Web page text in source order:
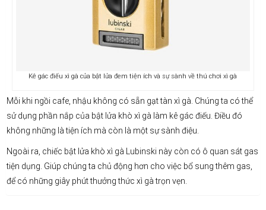
Kê gác điếu xì gà của bật lửa đem tiện ích và sự sành về thú chơi xì gà
Mỗi khi ngồi cafe, nhậu không có sẵn gạt tàn xì gà. Chúng ta có thể
sử dụng phần nắp của bật lửa khò xì gà làm kê gác điếu. Điều đó
không những là tiện ích mà còn là một sự sành điệu.
Ngoài ra, chiếc bật lửa khò xì gà Lubinski này còn có ô quan sát gas
tiện dụng. Giúp chúng ta chủ động hơn cho việc bổ sung thêm gas,
để có những giây phút thưởng thức xì gà trọn vẹn.